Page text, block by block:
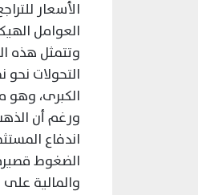
العوامل
وتتمثل هذه
التحولات
الكبرى، وهو
ورغم أن
اندفاع
الضغوط
والمالية